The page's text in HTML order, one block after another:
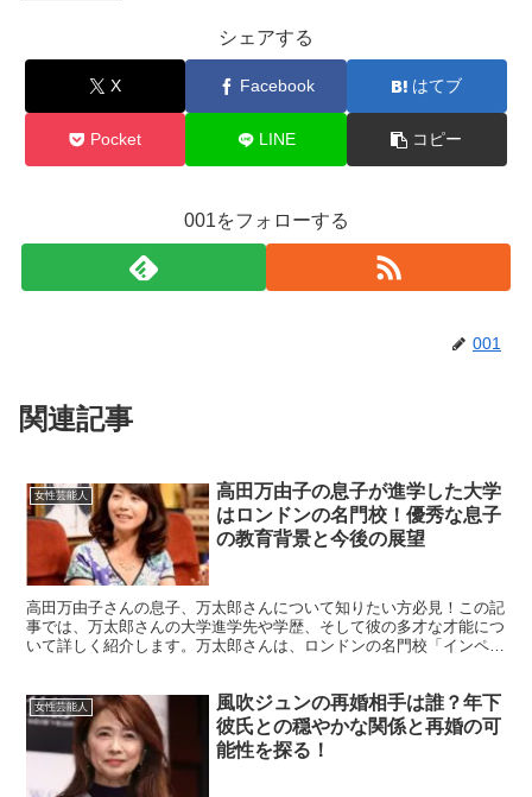
シェアする
X Facebook はてブ
Pocket LINE コピー
001をフォローする
001
関連記事
女性芸能人
高田万由子の息子が進学した大学
はロンドンの名門校！優秀な息子
の教育背景と今後の展望
高田万由子さんの息子、万太郎さんについて知りたい方必見！この記
事では、万太郎さんの大学進学先や学歴、そして彼の多才な才能につ
いて詳しく紹介します。万太郎さんは、ロンドンの名門校「インペリ
女性芸能人
風吹ジュンの再婚相手は誰？年下
彼氏との穏やかな関係と再婚の可
能性を探る！